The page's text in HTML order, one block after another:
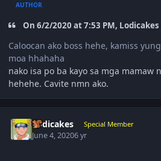
AUTHOR
On 6/2/2020 at 7:53 PM, Lodicakes
Caloocan ako boss hehe, kamiss
moa hhahaha
nako isa po ba kayo sa mga mamaw
hehehe. Cavite nmn ako.
Lodicakes Special Member
June 4, 20206 yr